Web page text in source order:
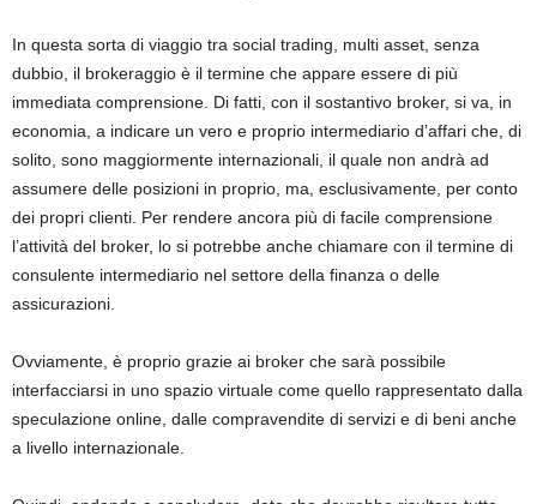
In questa sorta di viaggio tra social trading, multi asset, senza
dubbio, il brokeraggio è il termine che appare essere di più
immediata comprensione. Di fatti, con il sostantivo broker, si va, in
economia, a indicare un vero e proprio intermediario d’affari che, di
solito, sono maggiormente internazionali, il quale non andrà ad
assumere delle posizioni in proprio, ma, esclusivamente, per conto
dei propri clienti. Per rendere ancora più di facile comprensione
l’attività del broker, lo si potrebbe anche chiamare con il termine di
consulente intermediario nel settore della finanza o delle
assicurazioni.
Ovviamente, è proprio grazie ai broker che sarà possibile
interfacciarsi in uno spazio virtuale come quello rappresentato dalla
speculazione online, dalle compravendite di servizi e di beni anche
a livello internazionale.